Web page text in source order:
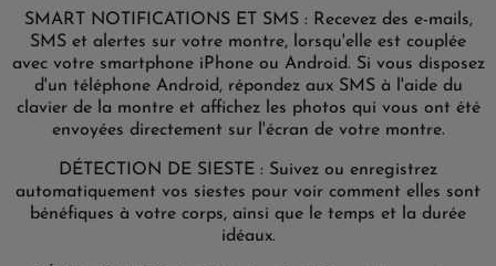
SMART NOTIFICATIONS ET SMS : Recevez des e-mails,
SMS et alertes sur votre montre, lorsqu'elle est couplée
avec votre smartphone iPhone ou Android. Si vous disposez
d'un téléphone Android, répondez aux SMS à l'aide du
clavier de la montre et affichez les photos qui vous ont été
envoyées directement sur l'écran de votre montre.
DÉTECTION DE SIESTE : Suivez ou enregistrez
automatiquement vos siestes pour voir comment elles sont
bénéfiques à votre corps, ainsi que le temps et la durée
idéaux.